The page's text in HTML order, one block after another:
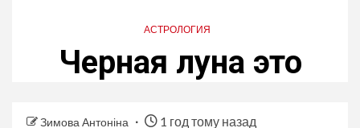
АСТРОЛОГИЯ
Черная луна это
Зимова Антоніна 1 год тому назад